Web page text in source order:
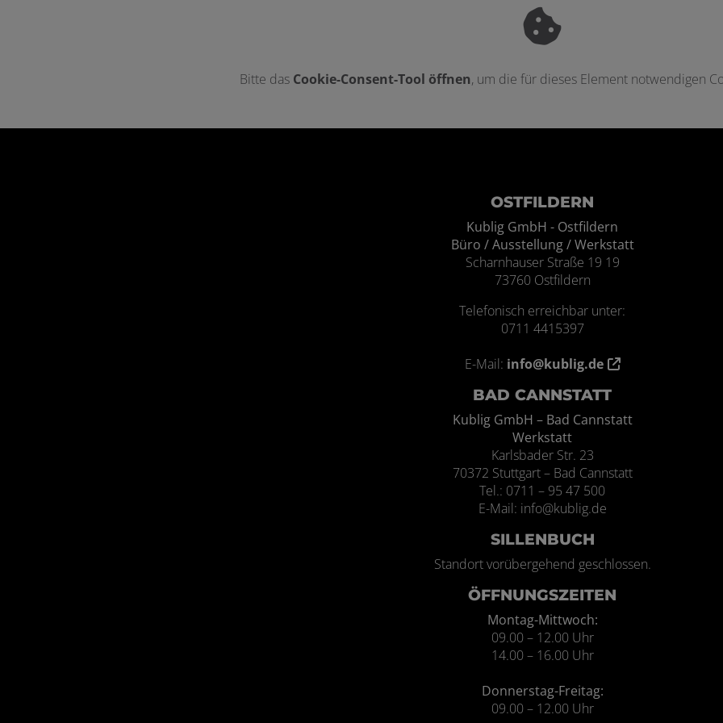
Bitte das Cookie-Consent-Tool öffnen, um die für dieses Element notwendigen
OSTFILDERN
Kublig GmbH - Ostfildern
Büro / Ausstellung / Werkstatt
Scharnhauser Straße 19 19
73760 Ostfildern
Telefonisch erreichbar unter:
0711 4415397
E-Mail: info@kublig.de
BAD CANNSTATT
Kublig GmbH – Bad Cannstatt
Werkstatt
Karlsbader Str. 23
70372 Stuttgart – Bad Cannstatt
Tel.: 0711 – 95 47 500
E-Mail: info@kublig.de
SILLENBUCH
Standort vorübergehend geschlossen.
ÖFFNUNGSZEITEN
Montag-Mittwoch:
09.00 – 12.00 Uhr
14.00 – 16.00 Uhr
Donnerstag-Freitag:
09.00 – 12.00 Uhr